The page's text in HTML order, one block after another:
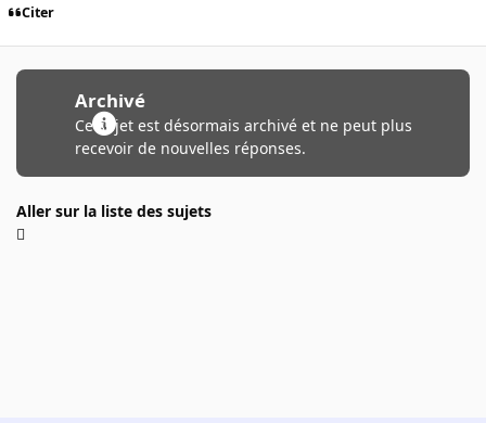
Citer
Archivé
Ce sujet est désormais archivé et ne peut plus
recevoir de nouvelles réponses.
Aller sur la liste des sujets